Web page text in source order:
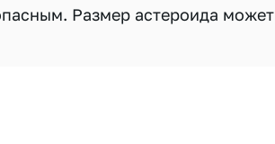
Размер астероида может